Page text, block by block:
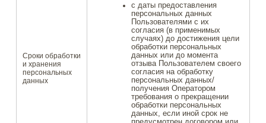
Сроки обработки
и хранения
персональных
данных
с даты предоставления
персональных данных
Пользователями с их
согласия (в применимых
случаях) до достижения цели
обработки персональных
данных или до момента
отзыва Пользователем своего
согласия на обработку
персональных данных/
получения Оператором
требования о прекращении
обработки персональных
данных, если иной срок не